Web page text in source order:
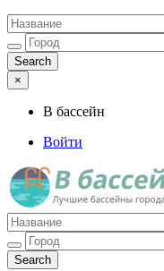
×
В бассейн
Войти
Лучшие бассейны города